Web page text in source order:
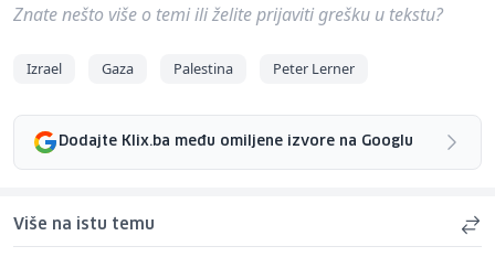
Znate nešto više o temi ili želite prijaviti grešku u tekstu?
Izrael Gaza Palestina Peter Lerner
Dodajte Klix.ba među omiljene izvore na Googlu
Više na istu temu